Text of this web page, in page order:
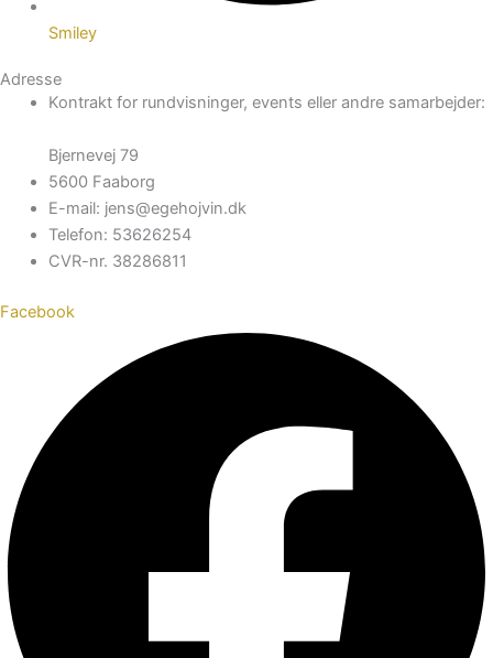
Smiley
Adresse
Kontrakt for rundvisninger, events eller andre samarbejder:
Bjernevej 79
5600 Faaborg
E-mail: jens@egehojvin.dk
Telefon: 53626254
CVR-nr. 38286811
Facebook